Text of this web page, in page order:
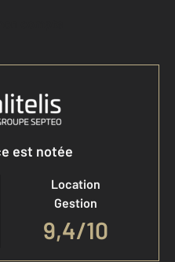
compte
est notée
Location
Gestion
9,4/10